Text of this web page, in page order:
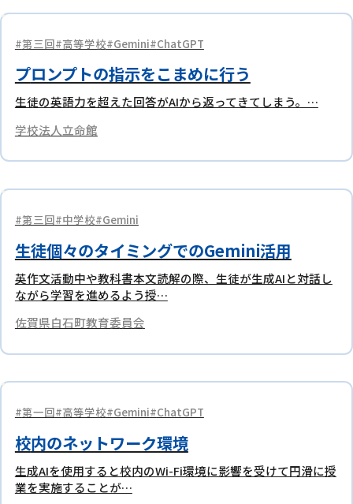
第三回 高等学校 Gemini ChatGPT
プロンプトの指示をこまめに行う
生徒の英語力を超えた回答がAIから返ってきてしまう。…
学校法人立命館
第三回 中学校 Gemini
生徒個々のタイミングでのGemini活用
英作文活動中や教科書本文読解の際、生徒が生成AIと対話し
ながら学習を進めるよう授…
佐賀県白石町教育委員会
第一回 高等学校 Gemini ChatGPT
校内のネットワーク環境
生成AIを使用すると校内のWi-Fi環境に影響を受けて円滑に授
業を実施することが…